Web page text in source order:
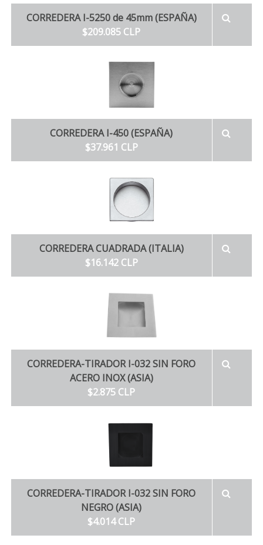
CORREDERA I-5250 de 45mm (ESPAÑA)
$209.085 CLP
CORREDERA I-450 (ESPAÑA)
$37.961 CLP
CORREDERA CUADRADA (ITALIA)
$16.142 CLP
CORREDERA-TIRADOR I-032 SIN FORO
ACERO INOX (ASIA)
$2.875 CLP
CORREDERA-TIRADOR I-032 SIN FORO
NEGRO (ASIA)
$4.014 CLP